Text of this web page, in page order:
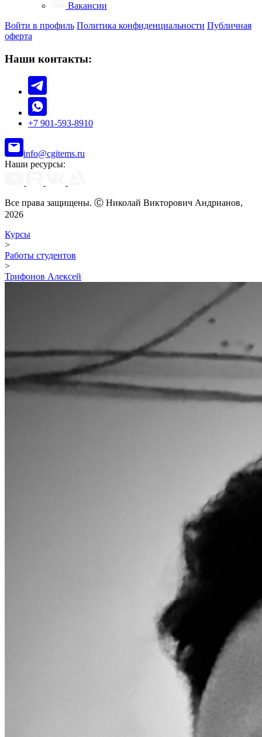
Вакансии
Войти в профиль Политика конфиденциальности Публичная
оферта
Наши контакты:
+7 901-593-8910
info@cgitems.ru
Наши ресурсы:
Все права защищены. Ⓒ Николай Викторович Андрианов,
2026
Курсы
>
Работы студентов
>
Трифонов Алексей